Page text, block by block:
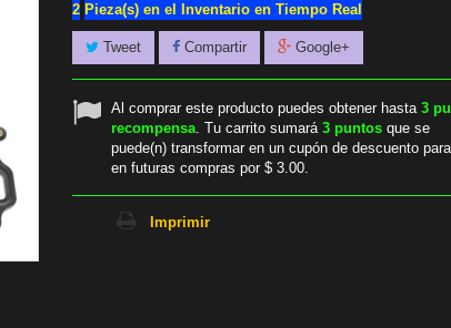
2 Pieza(s) en el Inventario en Tiempo Real
Tweet Compartir Google+
Al comprar este producto puedes obtener hasta 3
recompensa. Tu carrito sumará 3 puntos que se
puede(n) transformar en un cupón de descuento
en futuras compras por $ 3.00.
Imprimir